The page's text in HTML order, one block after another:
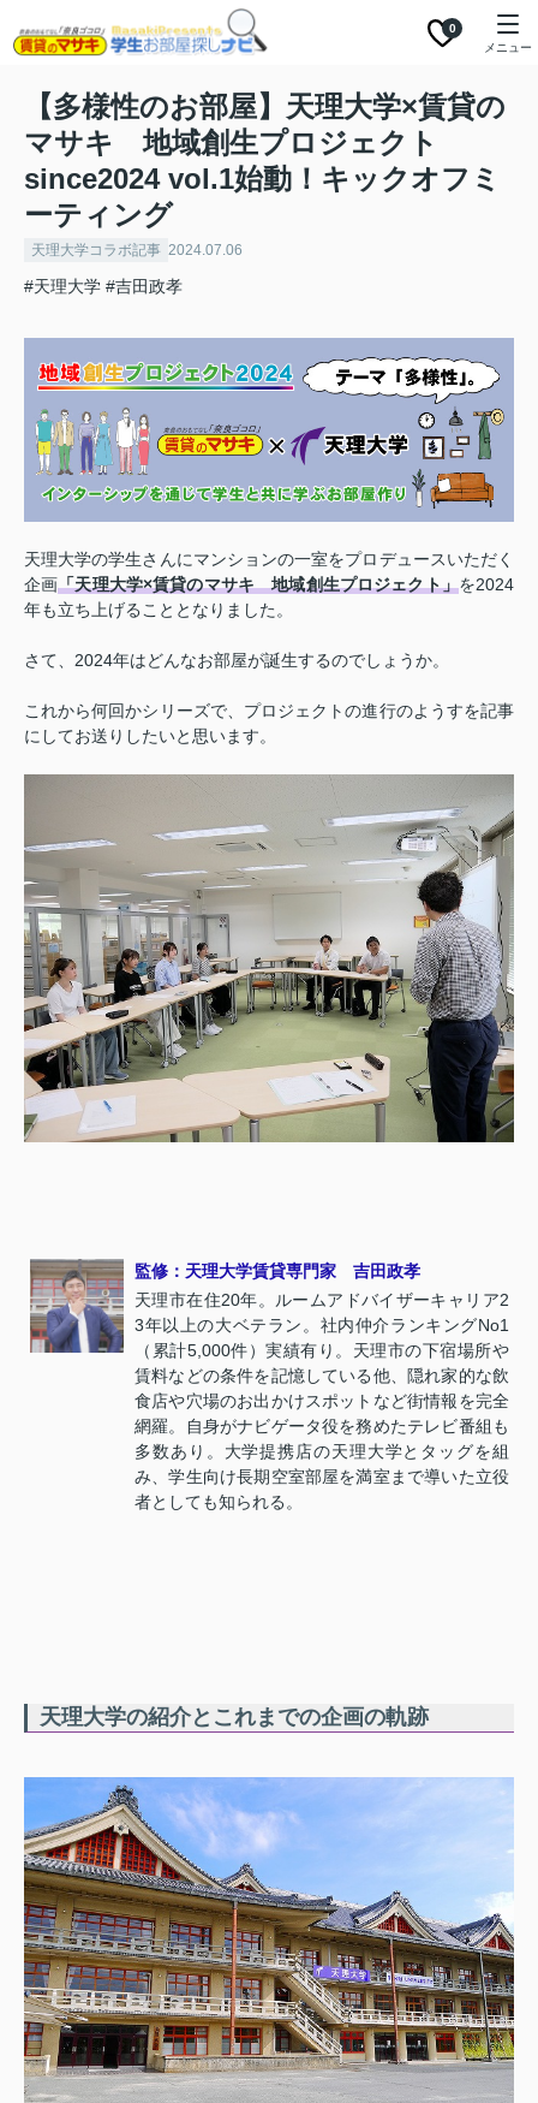
0
メニュー
【多様性のお部屋】天理大学×賃貸の
マサキ 地域創生プロジェクト
since2024 vol.1始動！キックオフミ
ーティング
天理大学コラボ記事 2024.07.06
#天理大学 #吉田政孝
天理大学の学生さんにマンションの一室をプロデュースいただく
企画「天理大学×賃貸のマサキ 地域創生プロジェクト」を2024
年も立ち上げることとなりました。
さて、2024年はどんなお部屋が誕生するのでしょうか。
これから何回かシリーズで、プロジェクトの進行のようすを記事
にしてお送りしたいと思います。
監修：天理大学賃貸専門家 吉田政孝
天理市在住20年。ルームアドバイザーキャリア2
3年以上の大ベテラン。社内仲介ランキングNo1
（累計5,000件）実績有り。天理市の下宿場所や
賃料などの条件を記憶している他、隠れ家的な飲
食店や穴場のお出かけスポットなど街情報を完全
網羅。自身がナビゲータ役を務めたテレビ番組も
多数あり。大学提携店の天理大学とタッグを組
み、学生向け長期空室部屋を満室まで導いた立役
者としても知られる。
天理大学の紹介とこれまでの企画の軌跡